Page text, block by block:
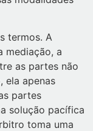
termos. A
mediação, a
as partes não
ela apenas
partes
solução pacífica
toma uma